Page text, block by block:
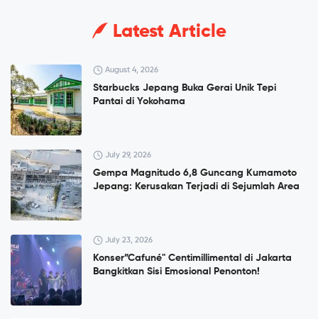
Latest Article
August 4, 2026
Starbucks Jepang Buka Gerai Unik Tepi
Pantai di Yokohama
July 29, 2026
Gempa Magnitudo 6,8 Guncang Kumamoto
Jepang: Kerusakan Terjadi di Sejumlah Area
July 23, 2026
Konser”Cafuné" Centimillimental di Jakarta
Bangkitkan Sisi Emosional Penonton!